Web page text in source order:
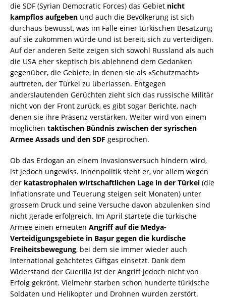
die SDF (Syrian Democratic Forces) das Gebiet nicht
kampflos aufgeben und auch die Bevölkerung ist sich
durchaus bewusst, was im Falle einer türkischen Besatzung
auf sie zukommen würde und ist bereit, sich zu verteidigen.
Auf der anderen Seite zeigen sich sowohl Russland als auch
die USA eher skeptisch bis ablehnend dem Gedanken
gegenüber, die Gebiete, in denen sie als «Schutzmacht»
auftreten, der Türkei zu überlassen. Entgegen
anderslautenden Gerüchten zieht sich das russische Militär
nicht von der Front zurück, es gibt sogar Berichte, nach
denen sie ihre Präsenz verstärken. Weiter wird von einem
möglichen taktischen Bündnis zwischen der syrischen
Armee Assads und den SDF gesprochen.
Ob das Erdogan an einem Invasionsversuch hindern wird,
ist jedoch ungewiss. Innenpolitik steht er, vor allem wegen
der katastrophalen wirtschaftlichen Lage in der Türkei (die
Inflationsrate und Teuerung steigen seit Monaten) unter
grossem Druck und seine Versuche davon abzulenken sind
nicht gerade erfolgreich. Im April startete die türkische
Armee einen erneuten Angriff auf die Medya-
Verteidigungsgebiete in Başur gegen die kurdische
Freiheitsbewegung, bei dem sie immer wieder auch
international geächtetes Giftgas einsetzt. Dank dem
Widerstand der Guerilla ist der Angriff jedoch nicht von
Erfolg gekrönt. Vielmehr starben schon hunderte türkische
Soldaten und Helikopter und Drohnen wurden zerstört.